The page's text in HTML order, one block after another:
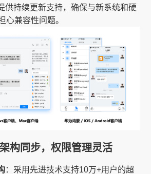
供持续更新支持，确保与新系统和硬
心兼容性问题。
构同步，权限管理灵活
：采用先进技术支持10万+用户的超